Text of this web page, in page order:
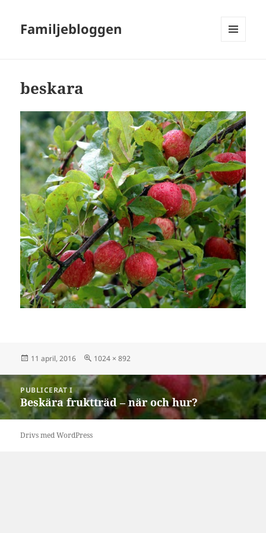
Familjebloggen
beskara
Postat
11 april, 2016
Full
1024 × 892
Inläggsnavigering
PUBLICERAT I
Beskära fruktträd – när och hur?
Drivs med WordPress